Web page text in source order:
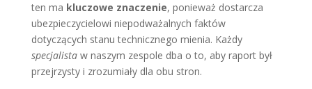
ten ma kluczowe znaczenie, ponieważ dostarcza
ubezpieczycielowi niepodważalnych faktów
dotyczących stanu technicznego mienia. Każdy
specjalistaw naszym zespole dba o to, aby raport był
przejrzysty i zrozumiały dla obu stron.